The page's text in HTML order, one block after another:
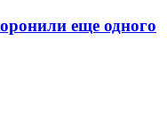
еще одного